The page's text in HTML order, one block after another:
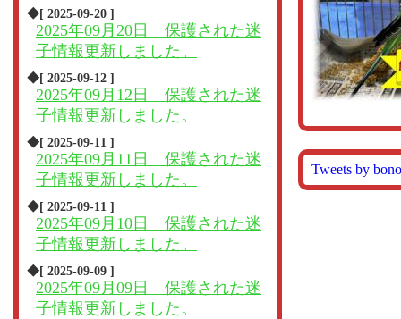
◆[ 2025-09-20 ]
2025年09月20日 保護された迷
子情報更新しました。
◆[ 2025-09-12 ]
2025年09月12日 保護された迷
子情報更新しました。
◆[ 2025-09-11 ]
2025年09月11日 保護された迷
子情報更新しました。
◆[ 2025-09-11 ]
2025年09月10日 保護された迷
子情報更新しました。
◆[ 2025-09-09 ]
2025年09月09日 保護された迷
子情報更新しました。
Tweets by